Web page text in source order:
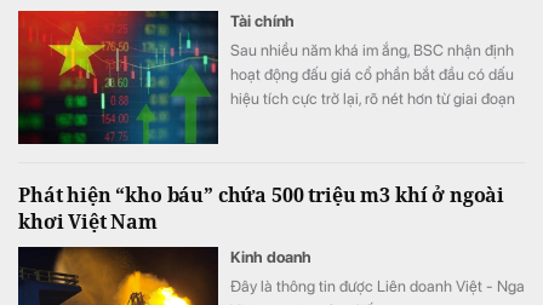
Tài chính
Sau nhiều năm khá im ắng, BSC nhận định
hoạt động đấu giá cổ phần bắt đầu có dấu
hiệu tích cực trở lại, rõ nét hơn từ giai đoạn
Phát hiện “kho báu” chứa 500 triệu m3 khí ở ngoài
khơi Việt Nam
Kinh doanh
Đây là thông tin được Liên doanh Việt - Nga